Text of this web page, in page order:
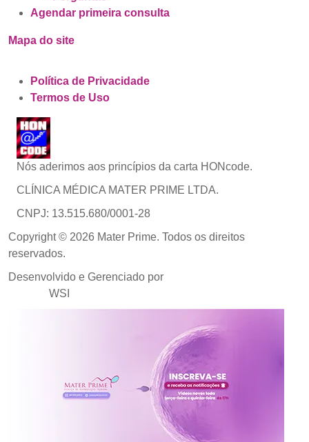
Agendar primeira consulta
Mapa do site
Política de Privacidade
Termos de Uso
Nós aderimos aos princípios da carta HONcode.
CLÍNICA MÉDICA MATER PRIME LTDA.
CNPJ: 13.515.680/0001-28
Copyright © 2026 Mater Prime. Todos os direitos
reservados.
Desenvolvido e Gerenciado por
WSI